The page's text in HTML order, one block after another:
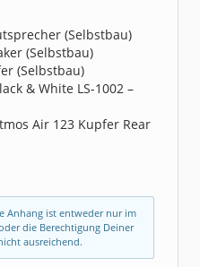
(Selbstbau)
(Selbstbau)
(Selbstbau)
& White LS-1002 –
Air 123 Kupfer Rear
Anhang ist entweder nur im
die Berechtigung Deiner
ausreichend.